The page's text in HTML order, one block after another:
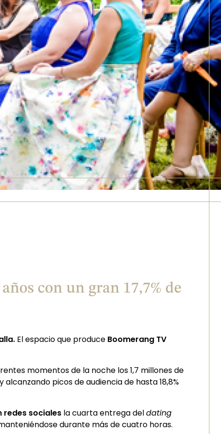
con un gran 17,7% de
El espacio que produce Boomerang TV
momentos de la noche los 1,7 millones de
y alcanzando picos de audiencia de hasta 18,8%
redes sociales la cuarta entrega deldating
durante más de cuatro horas.